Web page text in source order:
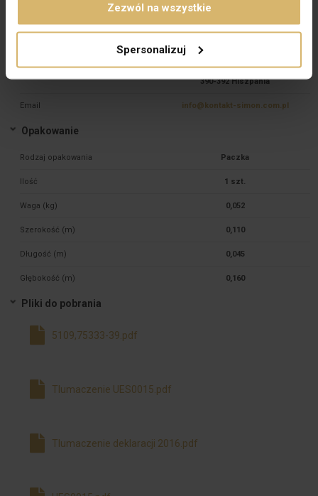
Zezwól na wszystkie
Spersonalizuj
Adres
08013 Barcelona Calle Diputación
390-392 Hiszpania
Email info@kontakt-simon.com.pl
Opakowanie
Rodzaj opakowania Paczka
Ilość 1 szt.
Waga (kg) 0,052
Szerokość (m) 0,110
Długość (m) 0,045
Głębokość (m) 0,160
Pliki do pobrania
5109,75333-39.pdf
Tlumaczenie UES0015.pdf
Tlumaczenie deklaracji 2016.pdf